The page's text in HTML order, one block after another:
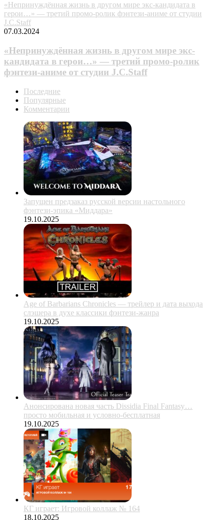
«Непринуждённая жизнь в другом мире экс-кандидата в
герои…» — третий промо-ролик фэнтези-аниме от студии
J.C.Staff
07.03.2024
«Непринуждённая жизнь в другом мире экс-
кандидата в герои…» — третий промо-ролик
фэнтези-аниме от студии J.C.Staff
Последние
Популярные
Комментарии
Запущен предзаказ русской версии настольного
фэнтези-эпика «Миддара»
19.10.2025
Age of Barbarians Chronicles — трейлер и дата выхода
слэшера в духе классики фэнтези-жанра
19.10.2025
Анонсирована новая часть Dissidia Final Fantasy…
просто мобильная и условно-бесплатная
19.10.2025
КГ играет: Игровой коллаж № 164
18.10.2025